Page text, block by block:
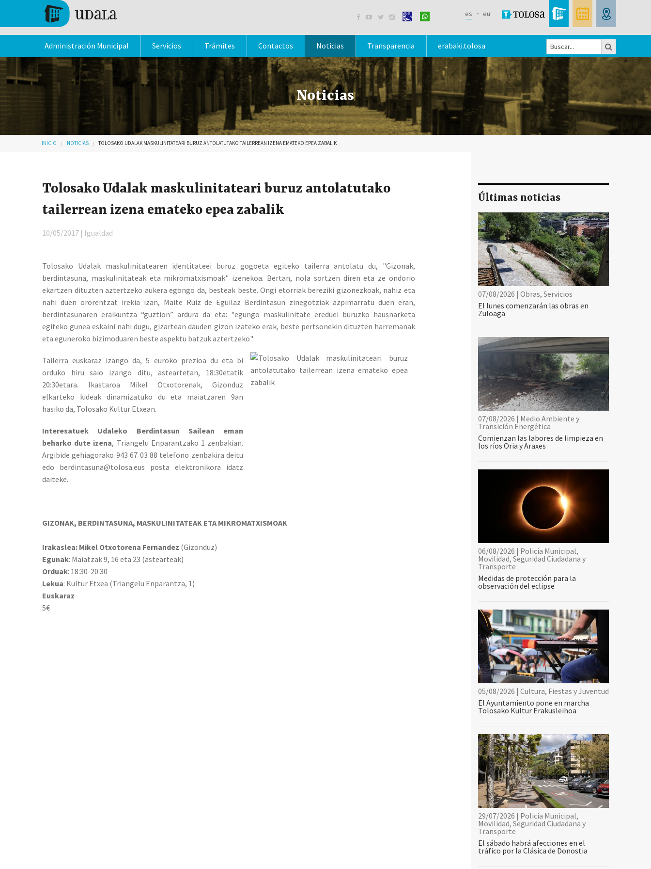
Pasar al contenido principal
    es eu
Formulario
de
búsqueda
Administración Municipal Servicios Trámites Contactos Noticias Transparencia erabaki.tolosa
Noticias
Usted está aquí
INICIO NOTICIAS TOLOSAKO UDALAK MASKULINITATEARI BURUZ ANTOLATUTAKO TAILERREAN IZENA EMATEKO EPEA ZABALIK
Tolosako Udalak maskulinitateari buruz antolatutako
tailerrean izena emateko epea zabalik
10/05/2017 | Igualdad
Tolosako Udalak maskulinitatearen identitateei buruz gogoeta egiteko tailerra antolatu du, "Gizonak,
berdintasuna, maskulinitateak eta mikromatxismoak" izenekoa. Bertan, nola sortzen diren eta ze ondorio
ekartzen dituzten aztertzeko aukera egongo da, besteak beste. Ongi etorriak bereziki gizonezkoak, nahiz eta
nahi duen ororentzat irekia izan, Maite Ruiz de Eguilaz Berdintasun zinegotziak azpimarratu duen eran,
berdintasunaren eraikuntza “guztion” ardura da eta: "egungo maskulinitate ereduei buruzko hausnarketa
egiteko gunea eskaini nahi dugu, gizartean dauden gizon izateko erak, beste pertsonekin dituzten harremanak
eta eguneroko bizimoduaren beste aspektu batzuk aztertzeko".
Tailerra euskaraz izango da, 5 euroko prezioa du eta bi
orduko hiru saio izango ditu, asteartetan, 18:30etatik
20:30etara. Ikastaroa Mikel Otxotorenak, Gizonduz
elkarteko kideak dinamizatuko du eta maiatzaren 9an
hasiko da, Tolosako Kultur Etxean.
Interesatuek Udaleko Berdintasun Sailean eman
beharko dute izena, Triangelu Enparantzako 1 zenbakian.
Argibide gehiagorako 943 67 03 88 telefono zenbakira deitu
edo berdintasuna@tolosa.eus posta elektronikora idatz
daiteke.
GIZONAK, BERDINTASUNA, MASKULINITATEAK ETA MIKROMATXISMOAK
Irakaslea: Mikel Otxotorena Fernandez (Gizonduz)
Egunak: Maiatzak 9, 16 eta 23 (astearteak)
Orduak: 18:30-20:30
Lekua: Kultur Etxea (Triangelu Enparantza, 1)
Euskaraz
5€
Últimas noticias
07/08/2026 | Obras, Servicios
El lunes comenzarán las obras en
Zuloaga
07/08/2026 | Medio Ambiente y
Transición Energética
Comienzan las labores de limpieza en
los ríos Oria y Araxes
06/08/2026 | Policía Municipal,
Movilidad, Seguridad Ciudadana y
Transporte
Medidas de protección para la
observación del eclipse
05/08/2026 | Cultura, Fiestas y Juventud
El Ayuntamiento pone en marcha
Tolosako Kultur Erakusleihoa
29/07/2026 | Policía Municipal,
Movilidad, Seguridad Ciudadana y
Transporte
El sábado habrá afecciones en el
tráfico por la Clásica de Donostia